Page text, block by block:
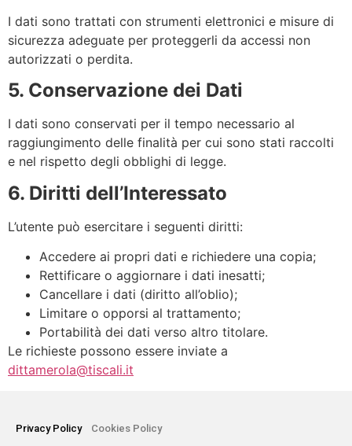
I dati sono trattati con strumenti elettronici e misure di
sicurezza adeguate per proteggerli da accessi non
autorizzati o perdita.
5. Conservazione dei Dati
I dati sono conservati per il tempo necessario al
raggiungimento delle finalità per cui sono stati raccolti
e nel rispetto degli obblighi di legge.
6. Diritti dell’Interessato
L’utente può esercitare i seguenti diritti:
Accedere ai propri dati e richiedere una copia;
Rettificare o aggiornare i dati inesatti;
Cancellare i dati (diritto all’oblio);
Limitare o opporsi al trattamento;
Portabilità dei dati verso altro titolare.
Le richieste possono essere inviate a
dittamerola@tiscali.it
Privacy Policy Cookies Policy